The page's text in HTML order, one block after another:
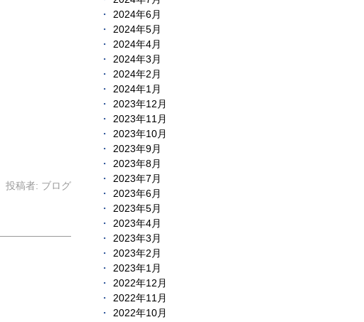
投稿者: ブログ
2024年6月
2024年5月
2024年4月
2024年3月
2024年2月
2024年1月
2023年12月
2023年11月
2023年10月
2023年9月
2023年8月
2023年7月
2023年6月
2023年5月
2023年4月
2023年3月
2023年2月
2023年1月
2022年12月
2022年11月
2022年10月